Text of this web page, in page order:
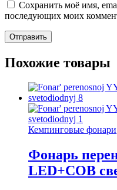
Сохранить моё имя,
последующих моих
Похожие товары
Кемпинговые фонари
Фонарь
LED+COB